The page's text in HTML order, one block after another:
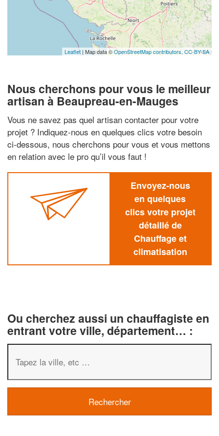
Leaflet | Map data ©OpenStreetMap contributors,CC-BY-SA
Nous cherchons pour vous le meilleur
artisan à Beaupreau-en-Mauges
Vous ne savez pas quel artisan contacter pour votre
projet ? Indiquez-nous en quelques clics votre besoin
ci-dessous, nous cherchons pour vous et vous mettons
en relation avec le pro qu’il vous faut !
Envoyez-nous
en quelques
clics votre projet
détaillé de
Chauffage et
climatisation
Ou cherchez aussi un chauffagiste en
entrant votre ville, département… :